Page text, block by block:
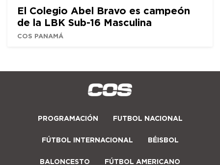
El Colegio Abel Bravo es campeón
de la LBK Sub-16 Masculina
COS PANAMÁ
PROGRAMACIÓN FUTBOL NACIONAL
FÚTBOL INTERNACIONAL BÉISBOL
BALONCESTO FÚTBOL AMERICANO